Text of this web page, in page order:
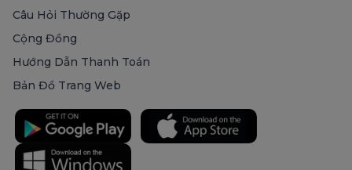
Câu Hỏi Thường Gặp
Cộng Đồng
Hướng Dẫn Thanh Toán
Bản Đồ Trang Web